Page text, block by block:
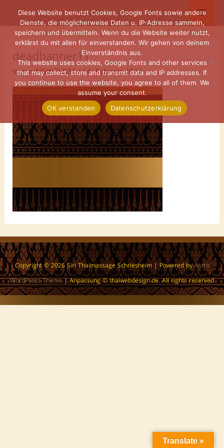
Inhalt
springen
deadbanner11
VonruNGthBL532/14. Februar 2022
Copyright © 2026Siri Thaimassage Schriesheim| Powered byAstra
WordPress-Theme| Anpassung © thaiwebdesign.de. All rights reserved
Translate »
Diese Website benutzt Cookies, Google Fonts sowie andere
Dienste, die möglicherweise Daten u. IP-Adresse sammeln,
speichern und übermitteln. Wenn du die Website weiter nutzt,
erklärst du mit allen für einverstanden. Wir gehen von deinem
Einverständnis aus.
This website uses cookies, Google Fonts and other services
that may collect, store and transmit data and IP addresses. If
you continue to use the website, you agree to all of them. We
assume your consent.
OK verstanden
Datenschutzerklärung